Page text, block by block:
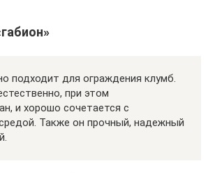
подходит для ограждения клумб.
при этом
и хорошо сочетается с
Также он прочный, надежный